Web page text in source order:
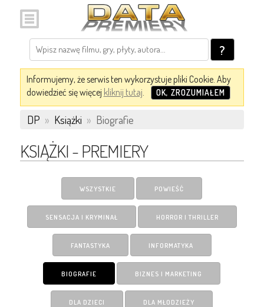
?
Informujemy, że serwis ten wykorzystuje pliki Cookie. Aby
dowiedzieć się więcej kliknij tutaj. OK, ZROZUMIAŁEM
DP » Książki » Biografie
KSIĄŻKI - PREMIERY
WSZYSTKIE POWIEŚĆ
SENSACJA I KRYMINAŁ HORROR I THRILLER
FANTASTYKA INFORMATYKA
BIOGRAFIE BIZNES I MARKETING
DLA DZIECI DLA MŁODZIEŻY